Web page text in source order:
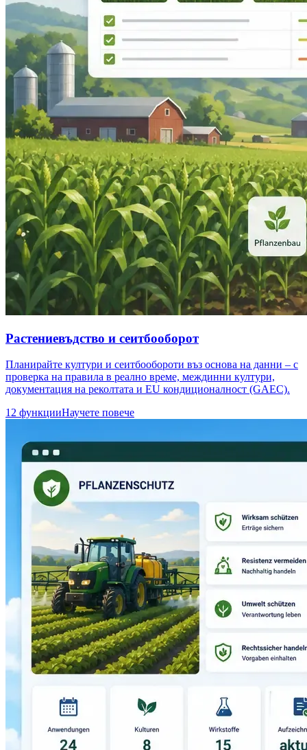
Растениевъдство и сеитбооборот
Планирайте култури и сеитбообороти въз основа на данни – с
проверка на правила в реално време, междинни култури,
документация на реколтата и EU кондиционалност (GAEC).
12 функцииНаучете повече